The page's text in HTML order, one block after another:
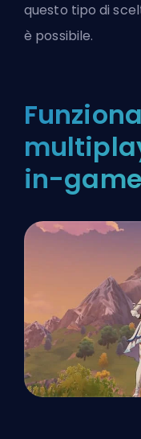
questo tipo di
è possibile.
in-game